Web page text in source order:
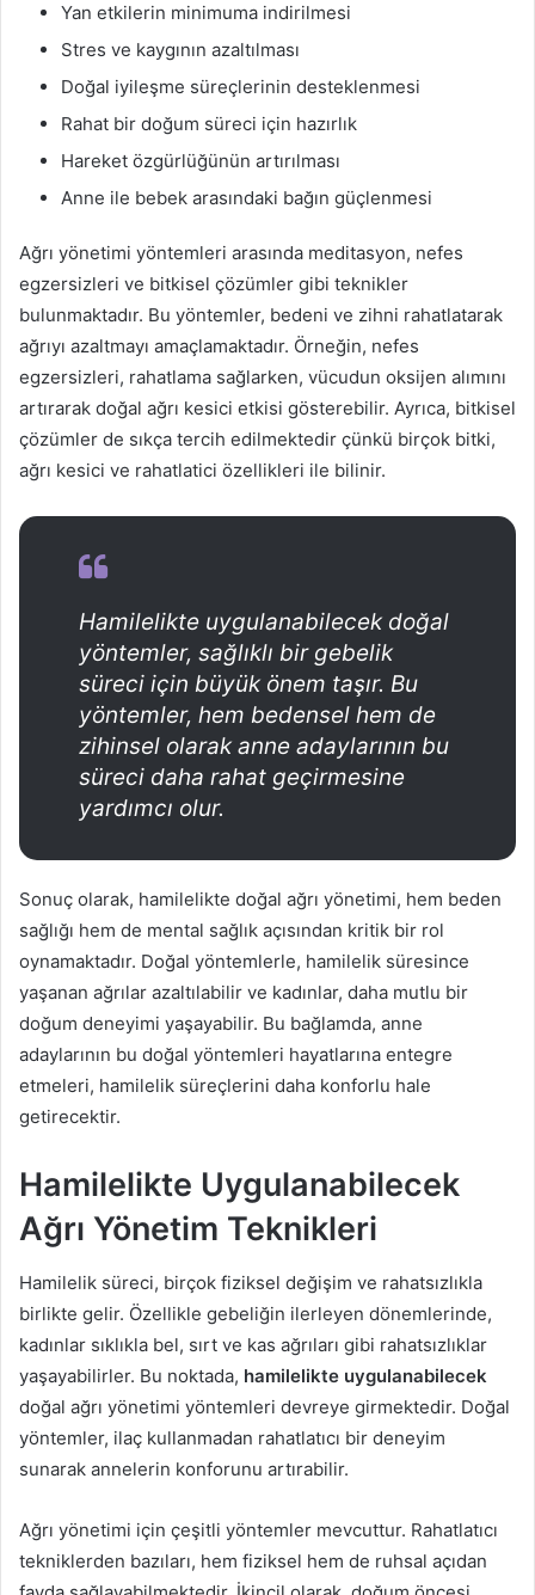
Yan etkilerin minimuma indirilmesi
Stres ve kaygının azaltılması
Doğal iyileşme süreçlerinin desteklenmesi
Rahat bir doğum süreci için hazırlık
Hareket özgürlüğünün artırılması
Anne ile bebek arasındaki bağın güçlenmesi
Ağrı yönetimi yöntemleri arasında meditasyon, nefes
egzersizleri ve bitkisel çözümler gibi teknikler
bulunmaktadır. Bu yöntemler, bedeni ve zihni rahatlatarak
ağrıyı azaltmayı amaçlamaktadır. Örneğin, nefes
egzersizleri, rahatlama sağlarken, vücudun oksijen alımını
artırarak doğal ağrı kesici etkisi gösterebilir. Ayrıca, bitkisel
çözümler de sıkça tercih edilmektedir çünkü birçok bitki,
ağrı kesici ve rahatlatici özellikleri ile bilinir.
Hamilelikte uygulanabilecek doğal
yöntemler, sağlıklı bir gebelik
süreci için büyük önem taşır. Bu
yöntemler, hem bedensel hem de
zihinsel olarak anne adaylarının bu
süreci daha rahat geçirmesine
yardımcı olur.
Sonuç olarak, hamilelikte doğal ağrı yönetimi, hem beden
sağlığı hem de mental sağlık açısından kritik bir rol
oynamaktadır. Doğal yöntemlerle, hamilelik süresince
yaşanan ağrılar azaltılabilir ve kadınlar, daha mutlu bir
doğum deneyimi yaşayabilir. Bu bağlamda, anne
adaylarının bu doğal yöntemleri hayatlarına entegre
etmeleri, hamilelik süreçlerini daha konforlu hale
getirecektir.
Hamilelikte Uygulanabilecek
Ağrı Yönetim Teknikleri
Hamilelik süreci, birçok fiziksel değişim ve rahatsızlıkla
birlikte gelir. Özellikle gebeliğin ilerleyen dönemlerinde,
kadınlar sıklıkla bel, sırt ve kas ağrıları gibi rahatsızlıklar
yaşayabilirler. Bu noktada, hamilelikte uygulanabilecek
doğal ağrı yönetimi yöntemleri devreye girmektedir. Doğal
yöntemler, ilaç kullanmadan rahatlatıcı bir deneyim
sunarak annelerin konforunu artırabilir.
Ağrı yönetimi için çeşitli yöntemler mevcuttur. Rahatlatıcı
tekniklerden bazıları, hem fiziksel hem de ruhsal açıdan